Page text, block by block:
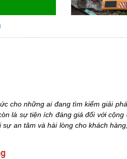
cho những ai đang tìm kiếm giải
là sự tiện ích đáng giá đối với
an tâm và hài lòng cho khách